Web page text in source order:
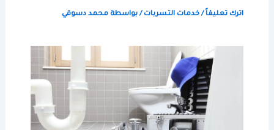
اترك تعليقاً /خدمات التسربات/ بواسطة محمد دسوقي